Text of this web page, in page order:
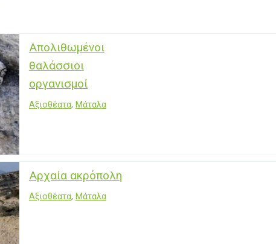
Απολιθωμένοι
θαλάσσιοι
οργανισμοί
Αξιοθέατα, Μάταλα
Αρχαία ακρόπολη
Αξιοθέατα, Μάταλα